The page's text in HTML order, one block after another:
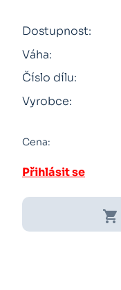
Dostupnost:
Váha:
Číslo dílu:
Vyrobce:
Cena:
Přihlásit se
shopping_cart